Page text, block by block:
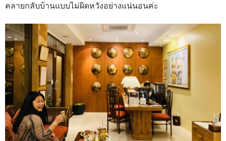
คลายกลับบ้านแบบไม่ผิดหวังอย่างแน่นอนค่ะ